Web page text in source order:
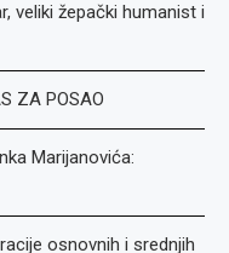
veliki žepački humanist i
ZA POSAO
Marijanovića:
osnovnih i srednjih